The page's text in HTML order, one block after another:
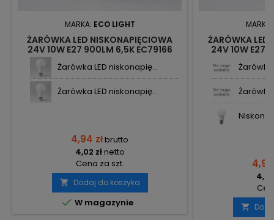
MARKA: ECO LIGHT
ŻARÓWKA LED NISKONAPIĘCIOWA
24V 10W E27 900LM 6,5K EC79166
Żarówka LED niskonapię...
Żarówka LED niskonapię...
4,94 złbrutto
4,02 złnetto
Cena za szt.
 Dodaj do koszyka
 W magazynie
MARKA:
ŻARÓWKA LED
24V 10W E27
Żarówka
Żarówka
4,94
